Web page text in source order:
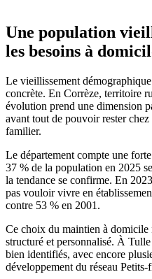
Une population
les besoins à
Le vieillissement
concrète. En Corrèze, territoire
évolution prend une dimension
avant tout de pouvoir rester
familier.
Le département compte une
37 % de la population en 2025
la tendance se confirme. En
pas vouloir vivre en
contre 53 % en 2001.
Ce choix du maintien à domicile
structuré et personnalisé. À
bien identifiés, avec encore
développement du réseau Petits-